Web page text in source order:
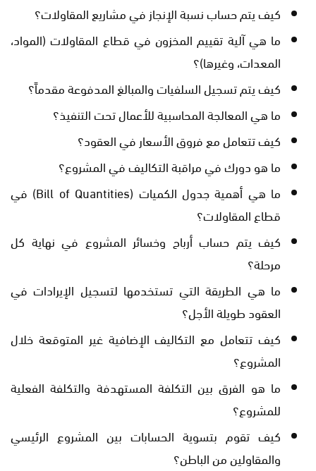
كيف يتم حساب نسبة الإنجاز في مشاريع المقاولات؟
ما هي آلية تقييم المخزون في قطاع المقاولات (المواد،
المعدات، وغيرها)؟
كيف يتم تسجيل السلفيات والمبالغ المدفوعة مقدماً؟
ما هي المعالجة المحاسبية للأعمال تحت التنفيذ؟
كيف تتعامل مع فروق الأسعار في العقود؟
ما هو دورك في مراقبة التكاليف في المشروع؟
ما هي أهمية جدول الكميات (Bill of Quantities) في
قطاع المقاولات؟
كيف يتم حساب أرباح وخسائر المشروع في نهاية كل
مرحلة؟
ما هي الطريقة التي تستخدمها لتسجيل الإيرادات في
العقود طويلة الأجل؟
كيف تتعامل مع التكاليف الإضافية غير المتوقعة خلال
المشروع؟
ما هو الفرق بين التكلفة المستهدفة والتكلفة الفعلية
للمشروع؟
كيف تقوم بتسوية الحسابات بين المشروع الرئيسي
والمقاولين من الباطن؟